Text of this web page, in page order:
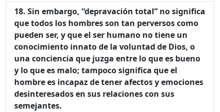
Sin embargo, “depravación total” no significa
que todos los hombres son tan perversos como
pueden ser, y que el ser humano no tiene un
conocimiento innato de la voluntad de Dios, o
una conciencia que juzga entre lo que es bueno
y lo que es malo; tampoco significa que el
hombre es incapaz de tener afectos y emociones
desinteresados en sus relaciones con sus
semejantes.